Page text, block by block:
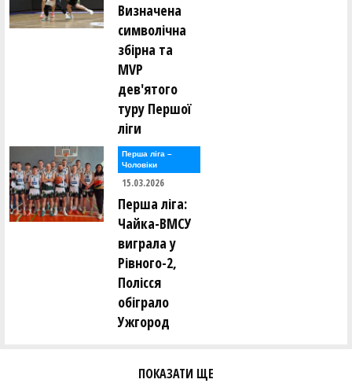
Визначена
символічна
збірна та
MVP
дев'ятого
туру Першої
ліги
Перша лiга –
Чоловiки
15.03.2026
Перша ліга:
Чайка-ВМСУ
виграла у
Рівного-2,
Полісся
обіграло
Ужгород
ПОКАЗАТИ ЩЕ